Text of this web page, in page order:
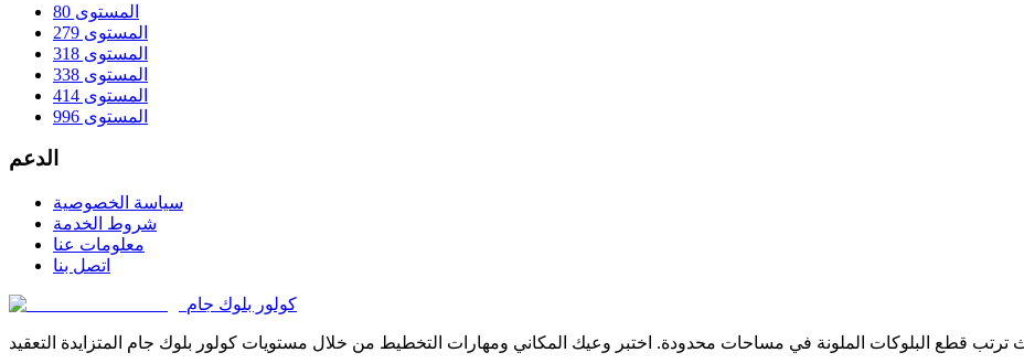
المستوى 80
المستوى 279
المستوى 318
المستوى 338
المستوى 414
المستوى 996
الدعم
سياسة الخصوصية
شروط الخدمة
معلومات عنا
اتصل بنا
كولور بلوك جام